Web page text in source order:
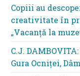
Copiii au
creativitate în
„Vacanță la
C.J.
Gura Ocniței,